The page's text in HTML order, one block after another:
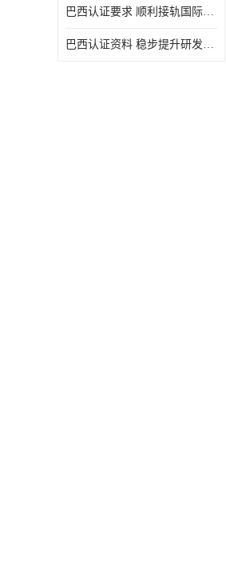
巴西认证要求 顺利接轨国际规范
巴西认证资料 稳步提升研发能力